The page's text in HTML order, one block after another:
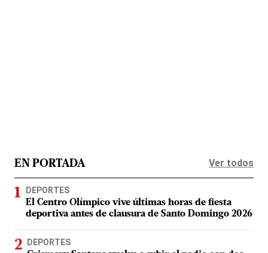
EN PORTADA Ver todos
DEPORTES
El Centro Olímpico vive últimas horas de fiesta
deportiva antes de clausura de Santo Domingo 2026
DEPORTES